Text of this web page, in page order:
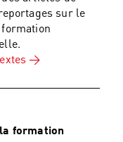
sur le
formation